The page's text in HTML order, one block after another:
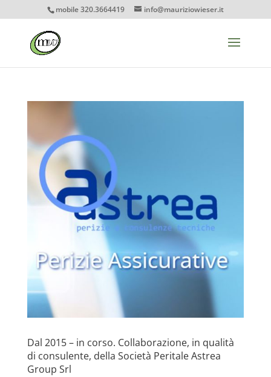
mobile 320.3664419 info@mauriziowieser.it
Dal 2015 – in corso. Collaborazione, in qualità
di consulente, della Società Peritale Astrea
Group Srl